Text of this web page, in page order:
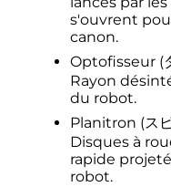
s'ouvrent
canon.
Optofisseur (
Rayon
du robot.
Planitron (ス
Disques à
rapide
robot.